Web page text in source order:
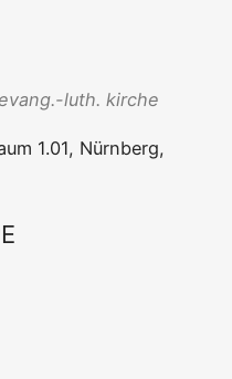
luth. kir­che
1.01, Nürn­berg,